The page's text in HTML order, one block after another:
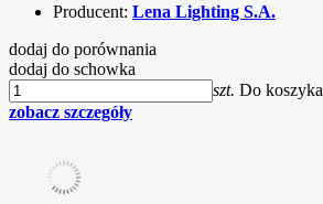
Producent: Lena Lighting S.A.
dodaj do porównania
dodaj do schowka
szt. Do koszyka
zobacz szczegóły